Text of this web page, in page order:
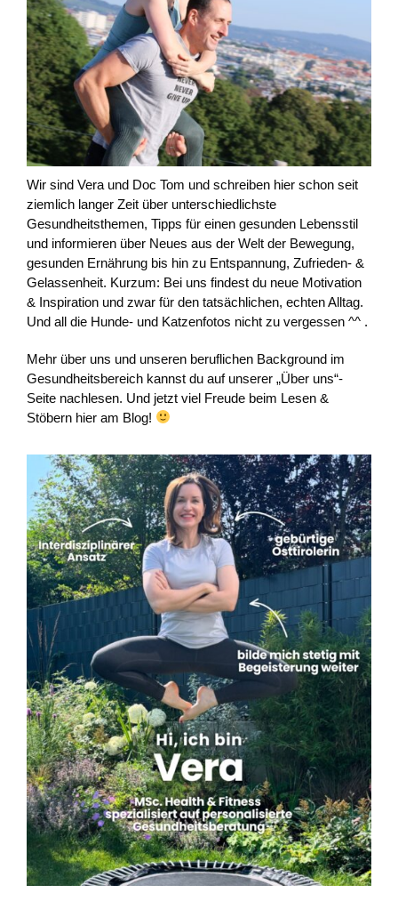
Wir sind Vera und Doc Tom und schreiben hier schon seit
ziemlich langer Zeit über unterschiedlichste
Gesundheitsthemen, Tipps für einen gesunden Lebensstil
und informieren über Neues aus der Welt der Bewegung,
gesunden Ernährung bis hin zu Entspannung, Zufrieden- &
Gelassenheit. Kurzum: Bei uns findest du neue Motivation
& Inspiration und zwar für den tatsächlichen, echten Alltag.
Und all die Hunde- und Katzenfotos nicht zu vergessen ^^ .
Mehr über uns und unseren beruflichen Background im
Gesundheitsbereich kannst du auf unserer „Über uns“-
Seite nachlesen. Und jetzt viel Freude beim Lesen &
Stöbern hier am Blog!